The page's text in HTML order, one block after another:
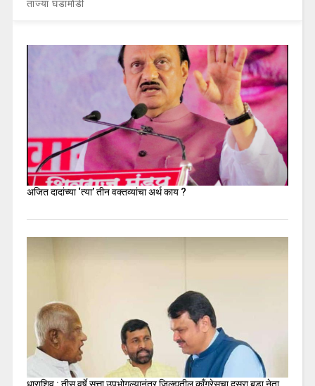
ताज्या घडामोडी
अजित दादांच्या ‘त्या’ तीन वक्तव्यांचा अर्थ काय ?